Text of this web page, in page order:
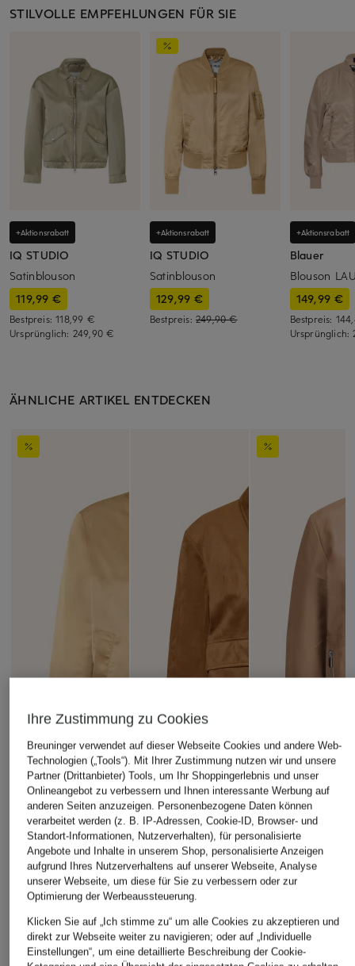
STILVOLLE EMPFEHLUNGEN FÜR SIE
+Aktionsrabatt
IQ STUDIO
Satinblouson
119,99 €
Bestpreis:118,99 €
Ursprünglich: 249,90 €
+Aktionsrabatt
IQ STUDIO
Satinblouson
129,99 €
Bestpreis: 249,90 €
+Aktionsrabatt
Blauer
Blouson
149,99 €
Bestpreis:
Ursprünglich:
ÄHNLICHE ARTIKEL ENTDECKEN
+Aktionsrabatt
IQ STUDIO
Satinblouson
CINQUE
Lederoptik
289,99 €
MILESTONE
Lederjacke
MSSUGAR
Ihre Zustimmung zu Cookies
Breuninger verwendet auf dieser Webseite Cookies und andere Web-
Technologien („Tools“). Mit Ihrer Zustimmung nutzen wir und unsere
Partner (Drittanbieter) Tools, um Ihr Shoppingerlebnis und unser
Onlineangebot zu verbessern und Ihnen interessante Werbung auf
anderen Seiten anzuzeigen. Personenbezogene Daten können
verarbeitet werden (z. B. IP-Adressen, Cookie-ID, Browser- und
Standort-Informationen, Nutzerverhalten), für personalisierte
Angebote und Inhalte in unserem Shop, personalisierte Anzeigen
aufgrund Ihres Nutzerverhaltens auf unserer Webseite, Analyse
unserer Webseite, um diese für Sie zu verbessern oder zur
Optimierung der Werbeaussteuerung.
Klicken Sie auf „Ich stimme zu“ um alle Cookies zu akzeptieren und
direkt zur Webseite weiter zu navigieren; oder auf „Individuelle
Einstellungen“, um eine detaillierte Beschreibung der Cookie-